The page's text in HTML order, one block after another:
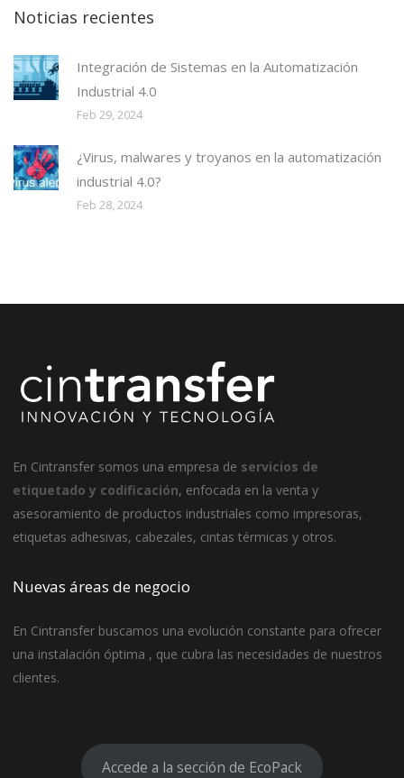
Noticias recientes
Integración de Sistemas en la Automatización
Industrial 4.0
Feb 29, 2024
¿Virus, malwares y troyanos en la automatización
industrial 4.0?
Feb 28, 2024
En Cintransfer somos una empresa de servicios de
etiquetado y codificación, enfocada en la venta y
asesoramiento de productos industriales como impresoras,
etiquetas adhesivas, cabezales, cintas térmicas y otros.
Nuevas áreas de negocio
En Cintransfer buscamos una evolución constante para ofrecer
una instalación óptima , que cubra las necesidades de nuestros
clientes.
Accede a la sección de EcoPack